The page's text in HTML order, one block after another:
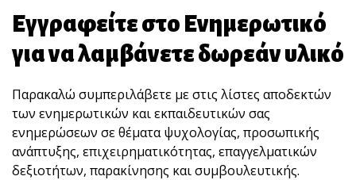
χτίζει αυτοκυριαρχία και ωριμότητα ηγεσίας.
Πολλές φορές, αυτό που καταστρέφει μια
σχέση, μια [...]
Εγγραφείτε στο Ενημερωτικό
για να λαμβάνετε δωρεάν υλικό
Παρακαλώ συμπεριλάβετε με στις λίστες αποδεκτών
των ενημερωτικών και εκπαιδευτικών σας
ενημερώσεων σε θέματα ψυχολογίας, προσωπικής
ανάπτυξης, επιχειρηματικότητας, επαγγελματικών
δεξιοτήτων, παρακίνησης και συμβουλευτικής.